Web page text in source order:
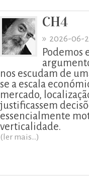
CH4
» 2026-06-
Podemos
nos escudam de
se a escala
mercado,
justificassem
essencialmente
verticalidade.
(ler mais...)